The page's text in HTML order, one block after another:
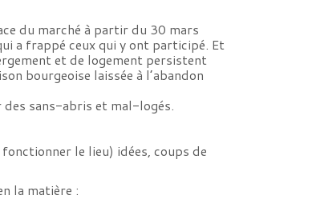
du marché à partir du 30 mars
a frappé ceux qui y ont participé. Et
et de logement persistent
bourgeoise laissée à l’abandon
des sans-abris et mal-logés.
le lieu) idées, coups de
la matière :